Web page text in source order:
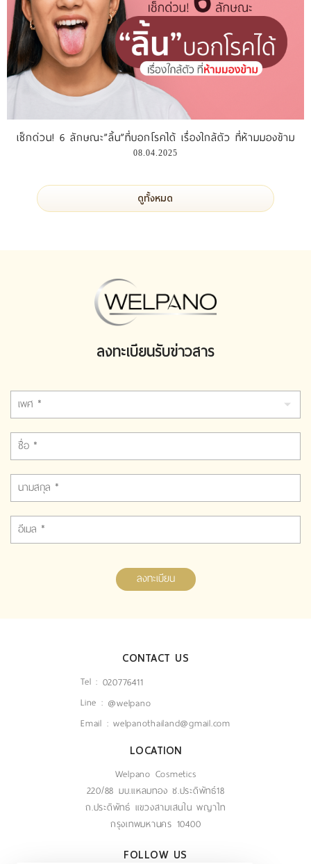
เช็กด่วน! 6 ลักษณะ”ลิ้น”ที่บอกโรคได้ เรื่องใกล้ตัว ที่ห้ามมองข้าม
08.04.2025
ดูทั้งหมด
ลงทะเบียนรับข่าวสาร
ลงทะเบียน
CONTACT US
Tel : 020776411
Line : @welpano
Email :welpanothailand@gmail.com
LOCATION
Welpano Cosmetics
220/88 มบ.แหลมทอง ซ.ประดิพัทธ์18
ถ.ประดิพัทธ์ แขวงสามเสนใน พญาไท
กรุงเทพมหานคร 10400
FOLLOW US